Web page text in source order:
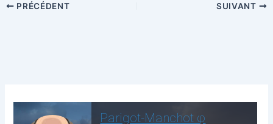
PRÉCÉDENT SUIVANT